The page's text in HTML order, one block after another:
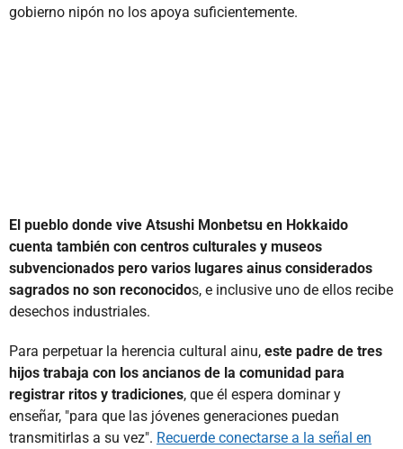
gobierno nipón no los apoya suficientemente.
El pueblo donde vive Atsushi Monbetsu en Hokkaido
cuenta también con centros culturales y museos
subvencionados pero varios lugares ainus considerados
sagrados no son reconocidos, e inclusive uno de ellos recibe
desechos industriales.
Para perpetuar la herencia cultural ainu, este padre de tres
hijos trabaja con los ancianos de la comunidad para
registrar ritos y tradiciones, que él espera dominar y
enseñar, "para que las jóvenes generaciones puedan
transmitirlas a su vez". Recuerde conectarse a la señal en